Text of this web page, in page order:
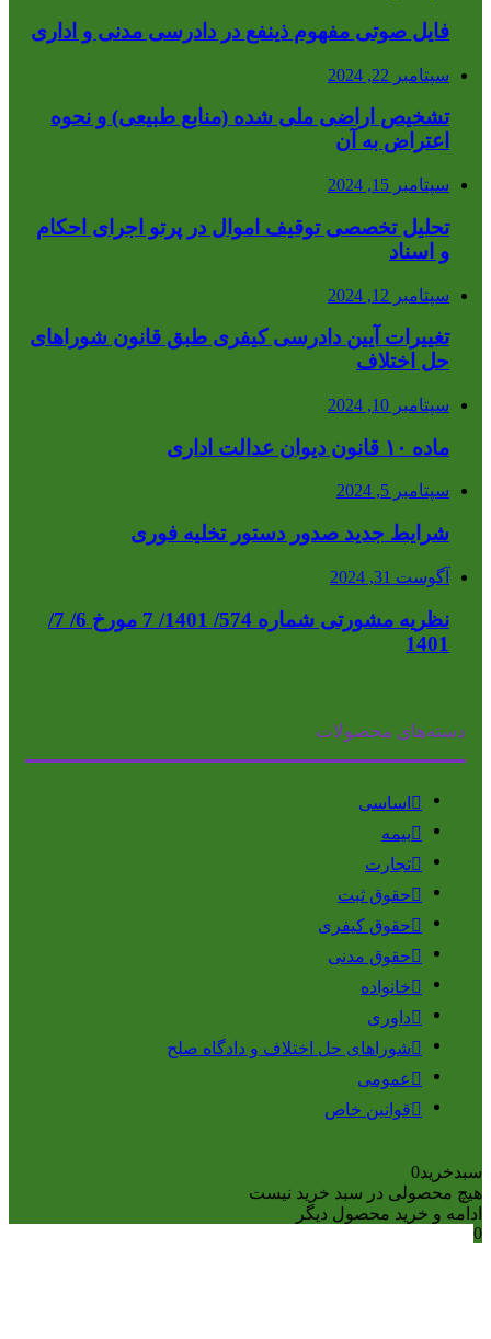
فایل صوتی مفهوم ذینفع در دادرسی مدنی و اداری
سپتامبر 22, 2024
تشخیص اراضی ملی شده (منابع طبیعی) و نحوه
اعتراض به آن
سپتامبر 15, 2024
تحلیل تخصصی توقیف اموال در پرتو اجرای احکام
و اسناد
سپتامبر 12, 2024
تغییرات آیین دادرسی کیفری طبق قانون شوراهای
حل اختلاف
سپتامبر 10, 2024
ماده ۱۰ قانون دیوان عدالت اداری
سپتامبر 5, 2024
شرایط جدید صدور دستور تخلیه فوری
آگوست 31, 2024
نظریه مشورتی شماره 574/ 1401/ 7 مورخ 6/ 7/
1401
دسته‌های محصولات
اساسی
بیمه
تجارت
حقوق ثبت
حقوق کیفری
حقوق مدنی
خانواده
داوری
شوراهای حل اختلاف و دادگاه صلح
عمومی
قوانین خاص
0
محصولی در سبد خرید نیست
و خرید محصول دیگر